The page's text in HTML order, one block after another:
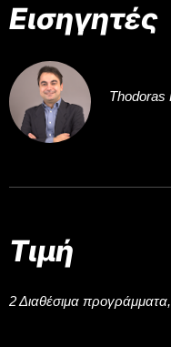
Εισηγητές
Thodoras
Τιμή
2 Διαθέσιμα